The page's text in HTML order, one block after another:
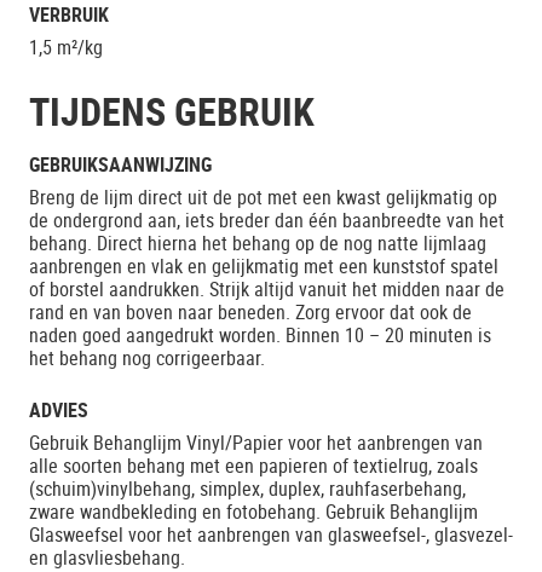
VERBRUIK
1,5 m²/kg
TIJDENS GEBRUIK
GEBRUIKSAANWIJZING
Breng de lijm direct uit de pot met een kwast gelijkmatig op
de ondergrond aan, iets breder dan één baanbreedte van het
behang. Direct hierna het behang op de nog natte lijmlaag
aanbrengen en vlak en gelijkmatig met een kunststof spatel
of borstel aandrukken. Strijk altijd vanuit het midden naar de
rand en van boven naar beneden. Zorg ervoor dat ook de
naden goed aangedrukt worden. Binnen 10 – 20 minuten is
het behang nog corrigeerbaar.
ADVIES
Gebruik Behanglijm Vinyl/Papier voor het aanbrengen van
alle soorten behang met een papieren of textielrug, zoals
(schuim)vinylbehang, simplex, duplex, rauhfaserbehang,
zware wandbekleding en fotobehang. Gebruik Behanglijm
Glasweefsel voor het aanbrengen van glasweefsel-, glasvezel-
en glasvliesbehang.